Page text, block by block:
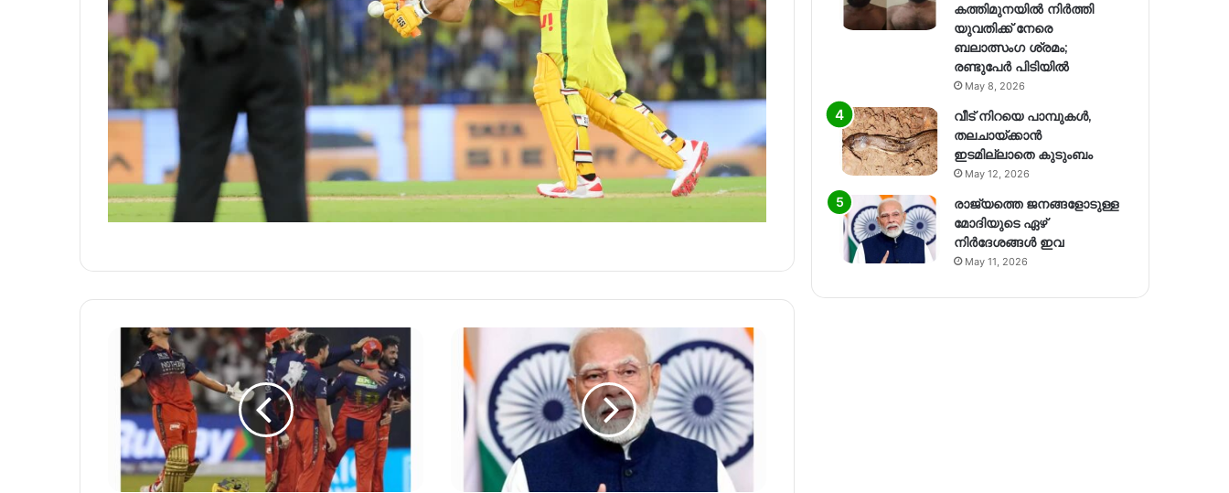
കത്തിമുനയിൽ നിർത്തി
യുവതിക്ക് നേരെ
ബലാത്സംഗ​ ശ്രമം;
രണ്ടുപേർ പിടിയിൽ
May 8, 2026
വീട് നിറയെ പാമ്പുകൾ,
തലചായ്ക്കാൻ
ഇടമില്ലാതെ കുടുംബം
May 12, 2026
രാജ്യത്തെ ജനങ്ങളോടുള്ള
മോദിയുടെ ഏഴ്
നിര്‍ദേശങ്ങള്‍ ഇവ
May 11, 2026